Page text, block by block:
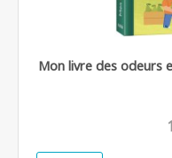
Mon livre des odeurs